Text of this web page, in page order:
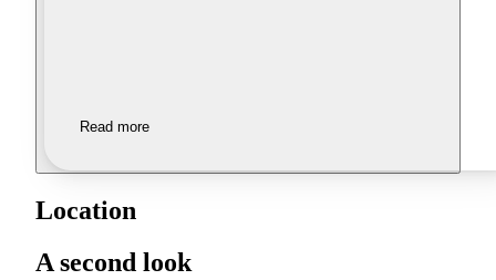
Read more
Location
A second look